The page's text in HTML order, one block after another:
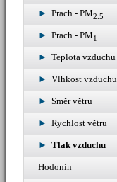
Prach - PM2.5
Prach - PM1
Teplota vzduchu
Vlhkost vzduchu
Směr větru
Rychlost větru
Tlak vzduchu
Hodonín